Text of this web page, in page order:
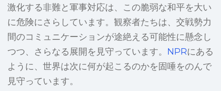
激化する非難と軍事対応は、この脆弱な和平を大い
に危険にさらしています。観察者たちは、交戦勢力
間のコミュニケーションが途絶える可能性に懸念し
つつ、さらなる展開を見守っています。 NPRにある
ように、世界は次に何が起こるのかを固唾をのんで
見守っています。